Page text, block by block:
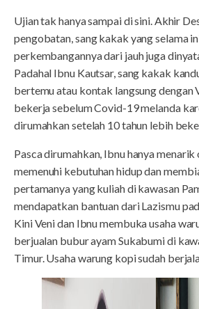
Ujian tak hanya sampai di sini. Akhir
pengobatan, sang kakak yang selama
perkembangannya dari jauh juga
Padahal Ibnu Kautsar, sang kakak
bertemu atau kontak langsung dengan
bekerja sebelum Covid-19 melanda
dirumahkan setelah 10 tahun lebih
Pasca dirumahkan, Ibnu hanya
memenuhi kebutuhan hidup dan
pertamanya yang kuliah di kawasan
mendapatkan bantuan dari Lazismu
Kini Veni dan Ibnu membuka usaha
berjualan bubur ayam Sukabumi di
Timur. Usaha warung kopi sudah